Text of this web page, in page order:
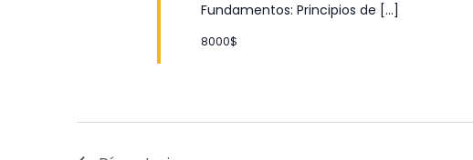
Fundamentos: Principios de […]
8000$